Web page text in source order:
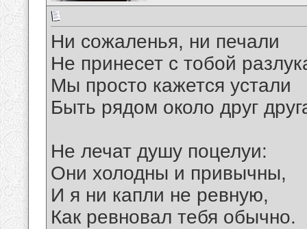
Ни сожаленья, ни печали
Не принесет с тобой
Мы просто кажется устали
Быть рядом около друг
Не лечат душу поцелуи:
Они холодны и привычны,
И я ни капли не ревную,
Как ревновал тебя обычно.